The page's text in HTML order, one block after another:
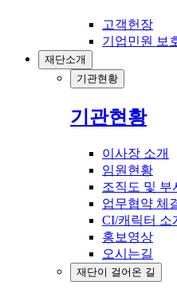
고객헌장
기업민원 보
재단소개
기관현황
기관현황
이사장 소개
임원현황
조직도 및 부
업무협약 체
CI/캐릭터 소
홍보영상
오시는길
재단이 걸어온 길